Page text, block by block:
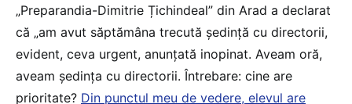
„Preparandia-Dimitrie Țichindeal” din Arad a declarat
că „am avut săptămâna trecută ședință cu directorii,
evident, ceva urgent, anunțată inopinat. Aveam oră,
aveam ședința cu directorii. Întrebare: cine are
prioritate? Din punctul meu de vedere, elevul are